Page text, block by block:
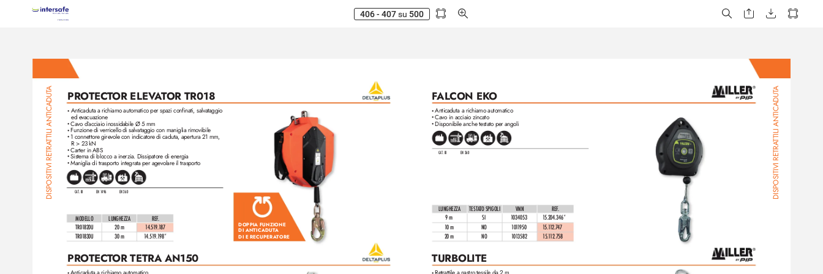
406 - 407 su 500
• Anticaduta a richiamo automatico per spazi confinati, salvataggio
ed evacuazione
• Cavo d’acciaio inossidabile Ø 5 mm
• Funzione di verricello di salvataggio con maniglia rimovibile
• 1 connettore girevole con indicatore di caduta, apertura 21 mm,
R > 23 kN
• Carter in ABS
• Sistema di blocco a inerzia. Dissipatore di energia
• Maniglia di trasporto integrata per agevolare il trasporto
CAT. III EN 1496 EN 360
PROTECTOR TETRA AN150
PROTECTOR ELEVATOR TR018
MODELLO LUNGHEZZA REF.
TR01820U 20 m 14.519. 187
TR01830U 30 m 14.519.198*
DOPPIA FUNZIONE
DI ANTICADUTA
DI E RECUPERATORE
DISPOSITIVI RETRA
T
TILI ANTICADUT
A
DISPOSITIVI RETRA
T
TILI ANTICADUT
A
• Anticaduta a richiamo automatico
• Cavo in acciaio zincato
• Disponibile anche testato per angoli
CAT. III EN 360
TURBOLITE
FALCON EKO
LUNGHEZZA TESTATO SPIGOLI VMN REF.
9 m
SI 1034053 15.204.346*
10 m NO 1011950 15. 112.747
20 m NO 1013582 15.112.758